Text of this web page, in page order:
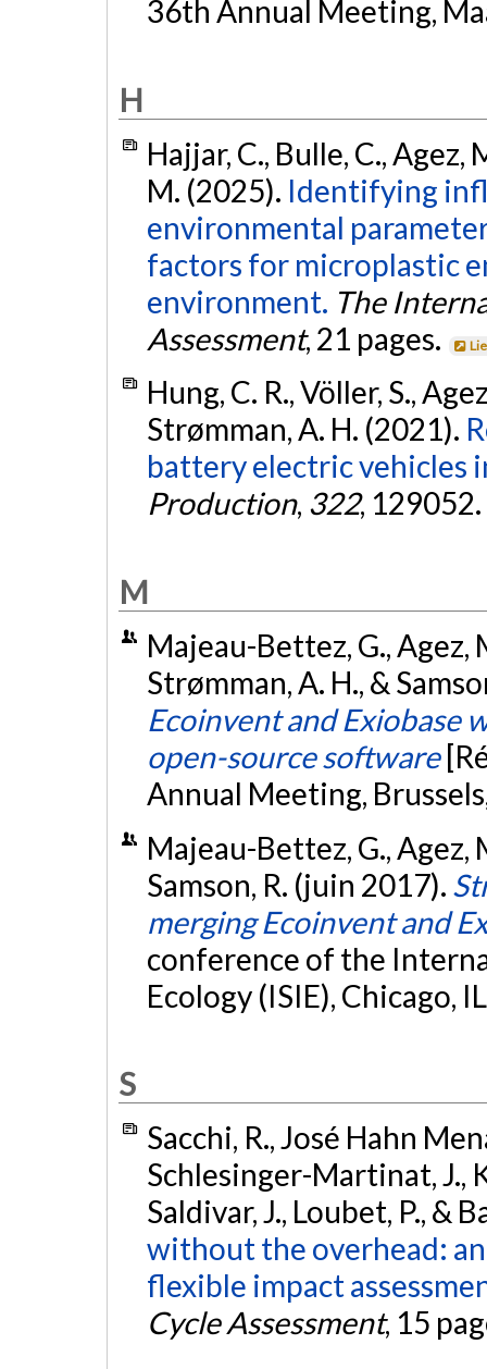
36th Annual Meeting,
H
Hajjar, C., Bulle, C., Agez,
M. (2025). Identifying
environmental
factors for microplastic
environment. The
Assessment, 21 pages.
Hung, C. R., Völler, S.,
Strømman, A. H. (2021).
battery electric vehicles
Production, 322, 129052.
M
Majeau-Bettez, G., Agez,
Strømman, A. H., &
Ecoinvent and Exiobase
open-source software
Annual Meeting,
Majeau-Bettez, G., Agez,
Samson, R. (juin 2017).
merging Ecoinvent and
conference of the
Ecology (ISIE), Chicago,
S
Sacchi, R., José Hahn
Schlesinger-Martinat, J.,
Saldivar, J., Loubet, P., &
without the overhead:
flexible impact
Cycle Assessment, 15